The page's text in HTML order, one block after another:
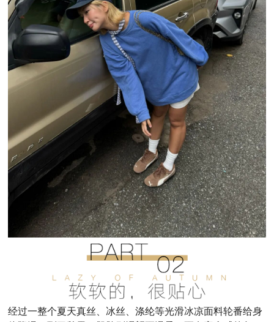
经过一整个夏天真丝、冰丝 、涤纶等光滑冰凉面料轮番给身